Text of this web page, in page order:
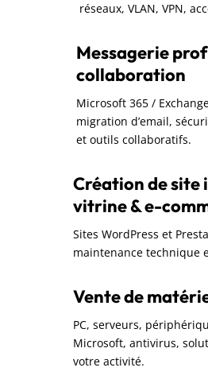
réseaux, VLAN, VPN,
Messagerie
collaboration
Microsoft 365 /
migration d’email,
et outils collaboratifs.
Création de
vitrine & e-
Sites WordPress et
maintenance technique
Vente de
PC, serveurs,
Microsoft, antivirus,
votre activité.